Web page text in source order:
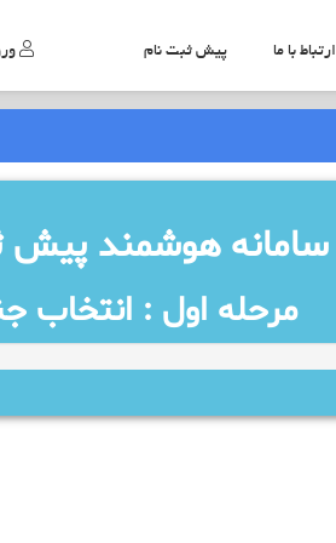
ارتباط با ما پیش ثبت نام
سامانه هوشمند پیش
مرحله اول : انتخاب